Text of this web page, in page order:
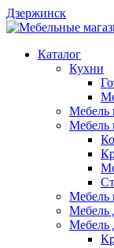
Дзержинск
Каталог
Кухни
Мебель
Мебель
Мебель
Мебель
Мебель